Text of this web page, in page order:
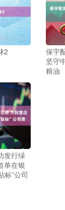
2
保宇
坚守
粮油
发行绿
单在银
标”公司